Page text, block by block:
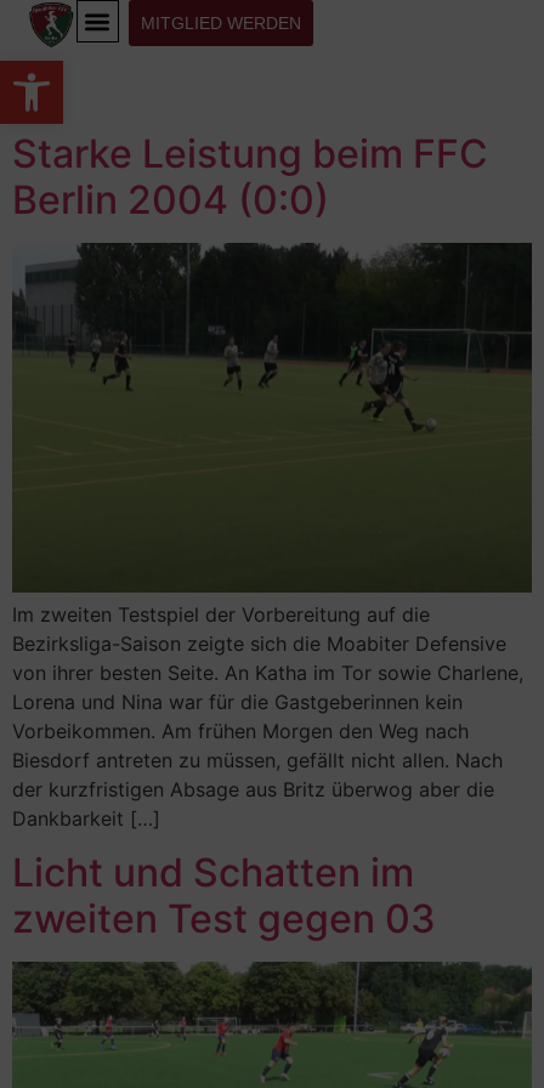
Werkzeugleiste öffnen
MITGLIED WERDEN
Starke Leistung beim FFC
Berlin 2004 (0:0)
Im zweiten Testspiel der Vorbereitung auf die
Bezirksliga-Saison zeigte sich die Moabiter Defensive
von ihrer besten Seite. An Katha im Tor sowie Charlene,
Lorena und Nina war für die Gastgeberinnen kein
Vorbeikommen. Am frühen Morgen den Weg nach
Biesdorf antreten zu müssen, gefällt nicht allen. Nach
der kurzfristigen Absage aus Britz überwog aber die
Dankbarkeit […]
Licht und Schatten im
zweiten Test gegen 03